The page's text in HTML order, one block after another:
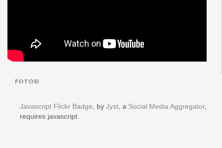
FOTOS!
Javascript Flickr Badge , by Jyst , a Social Media Aggregator,
requires javascript.